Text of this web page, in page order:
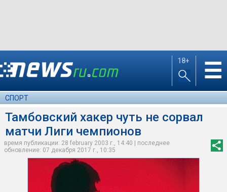
18+ ☰
СПОРТ
Тамбовский хакер чуть не сорвал
матчи Лиги чемпионов
время публикации: 28 february 2003 г., 14:40 | последнее
обновление: 07 декабря 2017 г., 10:35